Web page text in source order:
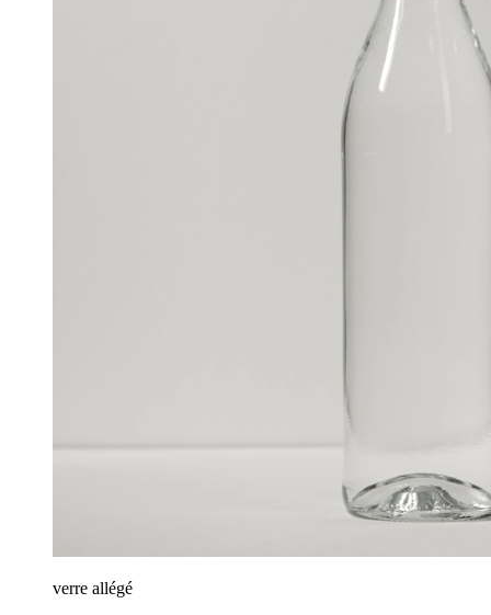
verre allégé